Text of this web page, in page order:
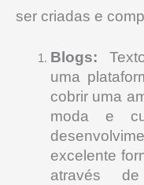
ser criadas e
Blogs:
uma
cobrir uma
moda e
excelente
através